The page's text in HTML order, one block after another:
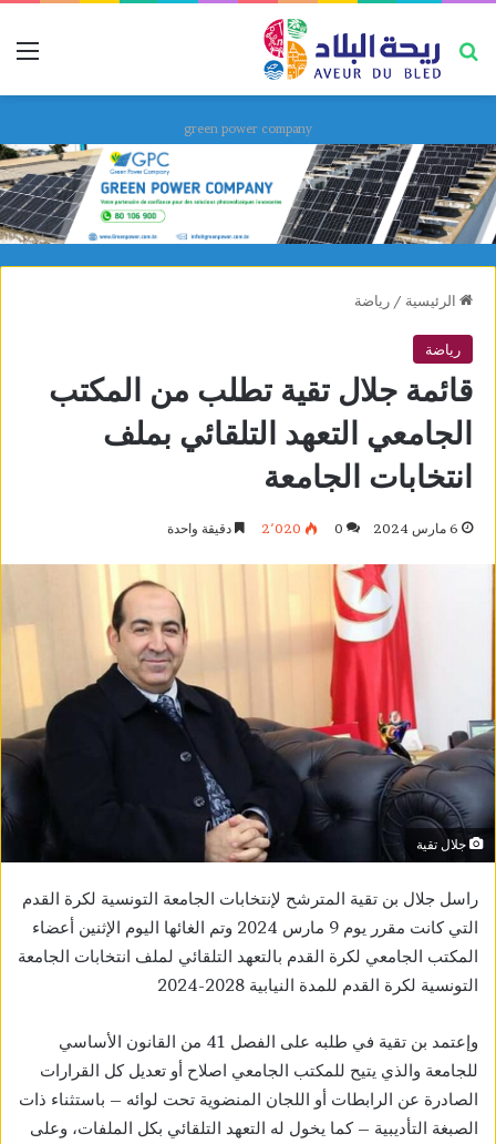
بحث عن
green power company
الرئيسية / رياضة
رياضة
قائمة جلال تقية تطلب من المكتب
الجامعي التعهد التلقائي بملف
انتخابات الجامعة
6 مارس 2024 0 2٬020 دقيقة واحدة
جلال تقية
راسل جلال بن تقية المترشح لإنتخابات الجامعة التونسية لكرة القدم
التي كانت مقرر يوم 9 مارس 2024 وتم الغائها اليوم الإثنين أعضاء
المكتب الجامعي لكرة القدم بالتعهد التلقائي لملف انتخابات الجامعة
التونسية لكرة القدم للمدة النيابية 2028-2024
وإعتمد بن تقية في طلبه على الفصل 41 من القانون الأساسي
للجامعة والذي يتيح للمكتب الجامعي اصلاح أو تعديل كل القرارات
الصادرة عن الرابطات أو اللجان المنضوية تحت لوائه – باستثناء ذات
الصبغة التأديبية – كما يخول له التعهد التلقائي بكل الملفات، وعلى